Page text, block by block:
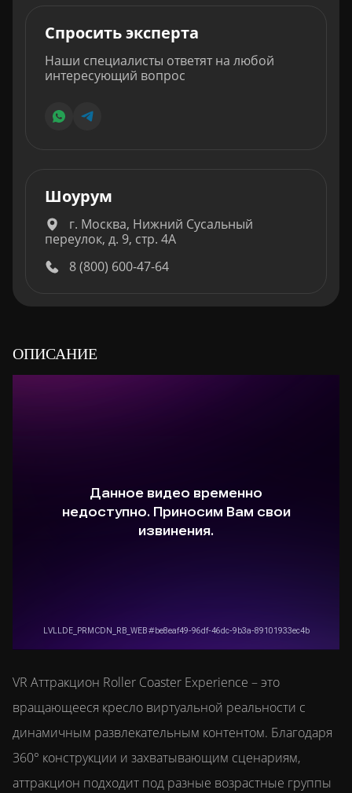
Спросить эксперта
Наши специалисты ответят на любой
интересующий вопрос
Шоурум
г. Москва, Нижний Сусальный
переулок, д. 9, стр. 4А
8 (800) 600-47-64
ОПИСАНИЕ
VR Аттракцион Roller Coaster Experience – это
вращающееся кресло виртуальной реальности с
динамичным развлекательным контентом. Благодаря
360° конструкции и захватывающим сценариям,
аттракцион подходит под разные возрастные группы